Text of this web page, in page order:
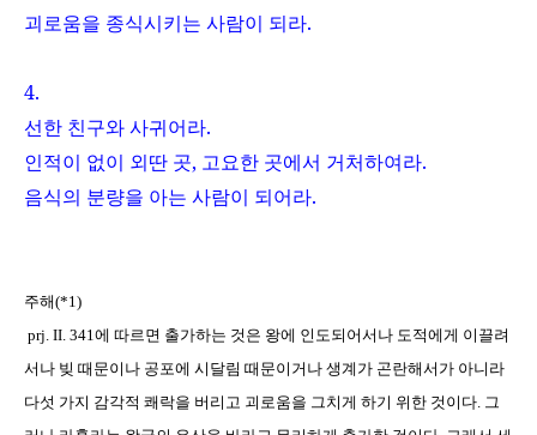
괴로움을 종식시키는 사람이 되라.
4.
선한 친구와 사귀어라.
인적이 없이 외딴 곳, 고요한 곳에서 거처하여라.
음식의 분량을 아는 사람이 되어라.
주해(*1)
prj. II. 341에 따르면 출가하는 것은 왕에 인도되어서나 도적에게 이끌려
서나 빚 때문이나 공포에 시달림 때문이거나 생계가 곤란해서가 아니라
다섯 가지 감각적 쾌락을 버리고 괴로움을 그치게 하기 위한 것이다. 그